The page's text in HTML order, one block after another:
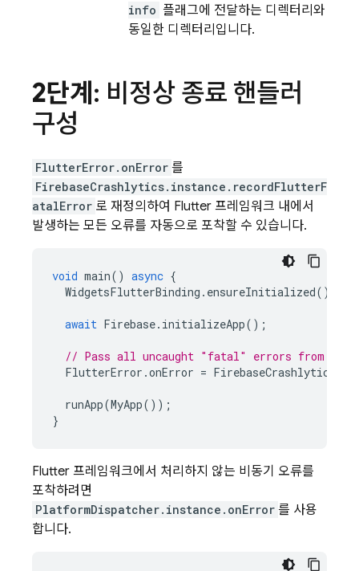
info 플래그에 전달하는 디렉터리와
동일한 디렉터리입니다.
2단계 : 비정상 종료 핸들러
구성
FlutterError.onError 를
FirebaseCrashlytics.instance.recordFlutterF
atalError 로 재정의하여 Flutter 프레임워크 내에서
발생하는 모든 오류를 자동으로 포착할 수 있습니다.
void main() async {
WidgetsFlutterBinding . ensureInitialized();
await Firebase. initializeApp();
// Pass all uncaught "fatal" errors from the
FlutterError .onError = FirebaseCrashlytics
runApp(MyApp());
}
Flutter 프레임워크에서 처리하지 않는 비동기 오류를
포착하려면
PlatformDispatcher.instance.onError 를 사용
합니다.